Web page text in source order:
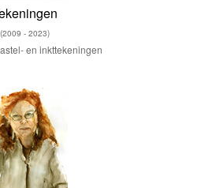
(2009 - 2023)
en inkttekeningen